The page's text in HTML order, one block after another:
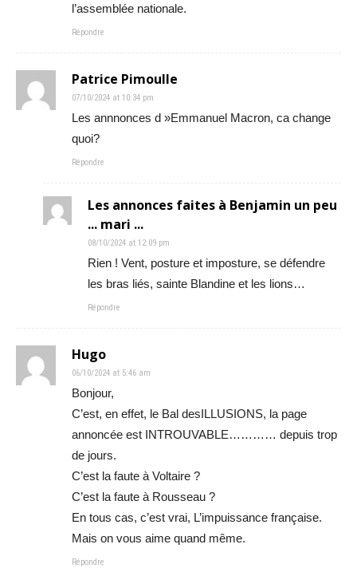
l’assemblée nationale.
Répondre
Patrice Pimoulle
07/10/2024 at 10:34 pm
Les annnonces d »Emmanuel Macron, ca change
quoi?
Répondre
Les annonces faites à Benjamin un peu
... mari ...
08/10/2024 at 12:09 pm
Rien ! Vent, posture et imposture, se défendre
les bras liés, sainte Blandine et les lions…
Répondre
Hugo
06/10/2024 at 5:46 am
Bonjour,
C’est, en effet, le Bal desILLUSIONS, la page
annoncée est INTROUVABLE………… depuis trop
de jours.
C’est la faute à Voltaire ?
C’est la faute à Rousseau ?
En tous cas, c’est vrai, L’impuissance française.
Mais on vous aime quand même.
Répondre